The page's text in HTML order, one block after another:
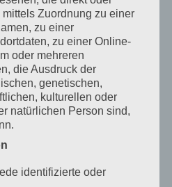
Holzknecht Ausbildung
Zuordnung zu einer
zu einer
zu einer Online-
oder mehreren
die Ausdruck der
genetischen,
kulturellen oder
natürlichen Person sind,
identifizierte oder